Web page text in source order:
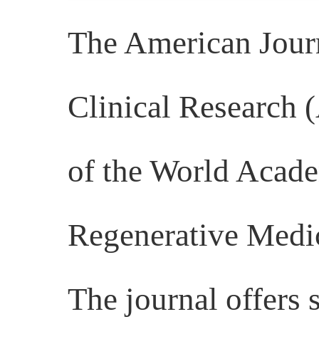
The American
Clinical Research
of the World
Regenerative
The journal offers